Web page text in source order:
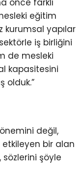
önce farklı
eğitim
kurumsal yapılar
iş birliğini
de mesleki
kapasitesini
olduk.”
değil,
bir alan
sözlerini şöyle